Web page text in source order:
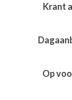
Krant
Op